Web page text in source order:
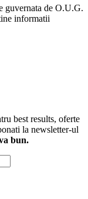
guvernata de O.U.G.
informatii
best results, oferte
la newsletter-ul
bun.